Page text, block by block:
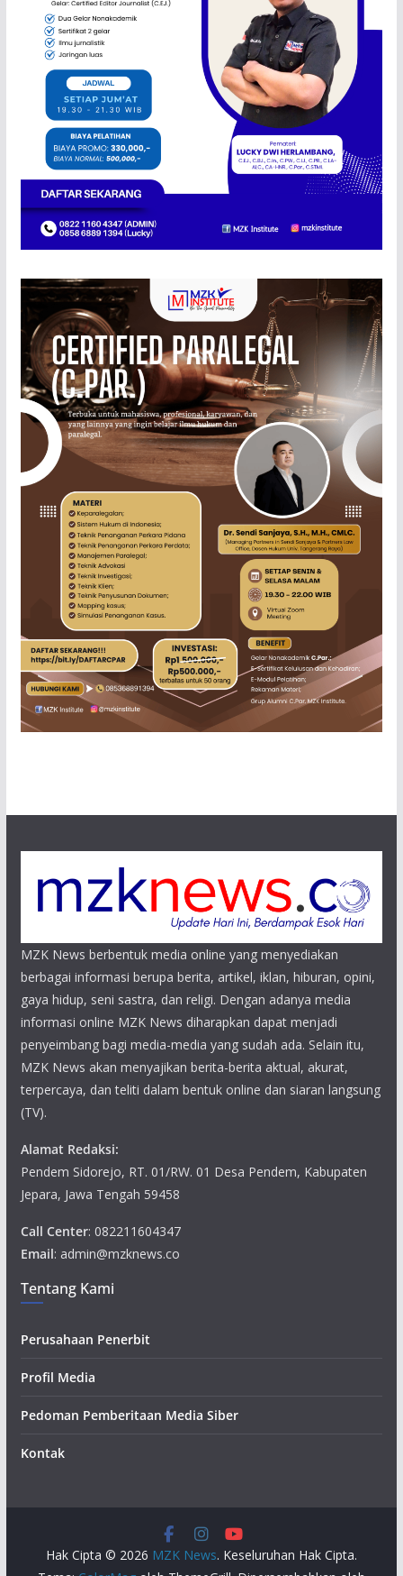
MZK News berbentuk media online yang menyediakan
berbagai informasi berupa berita, artikel, iklan, hiburan, opini,
gaya hidup, seni sastra, dan religi. Dengan adanya media
informasi online MZK News diharapkan dapat menjadi
penyeimbang bagi media-media yang sudah ada. Selain itu,
MZK News akan menyajikan berita-berita aktual, akurat,
terpercaya, dan teliti dalam bentuk online dan siaran langsung
(TV).
Alamat Redaksi:
Pendem Sidorejo, RT. 01/RW. 01 Desa Pendem, Kabupaten
Jepara, Jawa Tengah 59458
Call Center: 082211604347
Email: admin@mzknews.co
Tentang Kami
Perusahaan Penerbit
Profil Media
Pedoman Pemberitaan Media Siber
Kontak
Hak Cipta © 2026 MZK News. Keseluruhan Hak Cipta.